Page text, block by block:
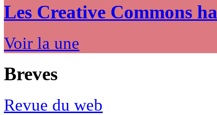
Les Creative Commons
Voir la une
Breves
Revue du web